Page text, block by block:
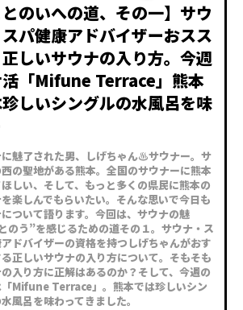
とのいへの道、その一】サウ
パ健康アドバイザーおスス
しいサウナの入り方。今週
活「Mifune Terrace」熊本
しいシングルの水風呂を味
魅了された男、しげちゃん♨サウナー。サ
の聖地がある熊本。全国のサウナーに熊本
しい、そして、もっと多くの県民に熊本の
楽しんでもらいたい。そんな思いで今日も
ついて語ります。今回は、サウナの魅
のう”を感じるための道その１。サウナ・ス
ドバイザーの資格を持つしげちゃんがおす
正しいサウナの入り方について。そもそも
入り方に正解はあるのか？そして、今週の
Mifune Terrace」。熊本では珍しいシン
風呂を味わってきました。